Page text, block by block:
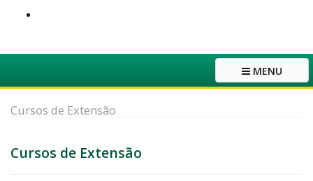
MENU
Cursos de Extensão
Cursos de Extensão